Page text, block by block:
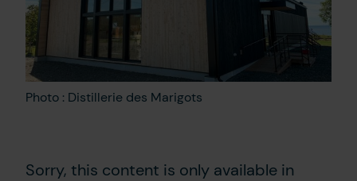
FR
Photo : Distillerie des Marigots
Sorry, this content is only available in